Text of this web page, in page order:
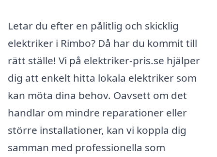
Letar du efter en pålitlig och skicklig
elektriker i Rimbo? Då har du kommit till
rätt ställe! Vi på elektriker-pris.se hjälper
dig att enkelt hitta lokala elektriker som
kan möta dina behov. Oavsett om det
handlar om mindre reparationer eller
större installationer, kan vi koppla dig
samman med professionella som